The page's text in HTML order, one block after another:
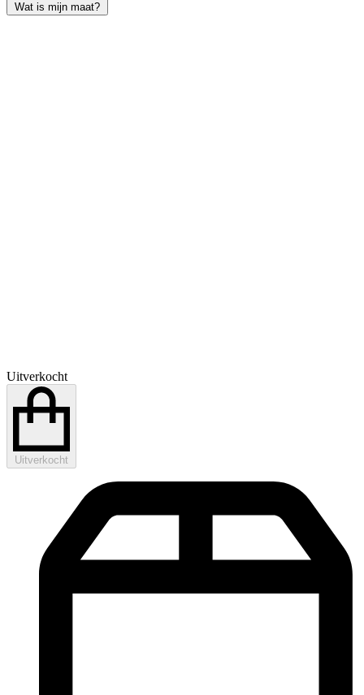
Wat is mijn maat?
Uitverkocht
Uitverkocht